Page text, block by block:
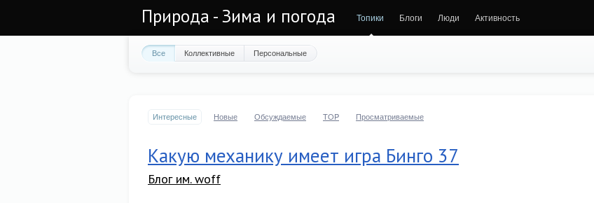
Природа - Зима и погода Топики Блоги Люди Активность
Все Коллективные Персональные
Интересные Новые Обсуждаемые TOP Просматриваемые
Какую механику имеет игра Бинго 37
Блог им. woff